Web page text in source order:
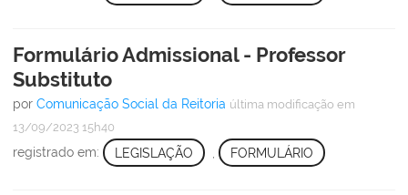
Formulário Admissional - Professor
Substituto
por Comunicação Social da Reitoria última modificação em
13/09/2023 15h40
registrado em: LEGISLAÇÃO FORMULÁRIO